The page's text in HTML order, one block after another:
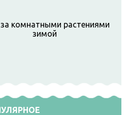
комнатными растениями
зимой